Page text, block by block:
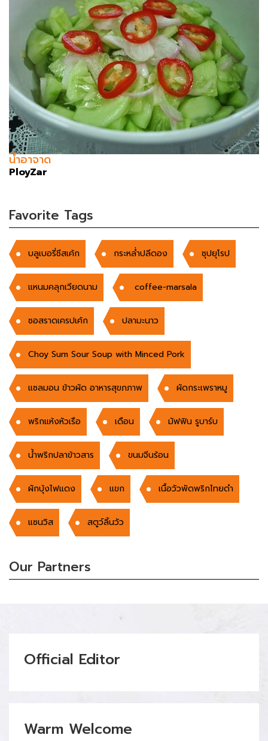
น้ำอาจาด
PloyZar
Favorite Tags
บลูเบอรี่ชีสเค้ก กระหล่ำปลีดอง ซุปยุโรป
แหนมคลุกเวียดนาม coffee-marsala
ซอสราดเครปเค้ก ปลามะนาว
Choy Sum Sour Soup with Minced Pork
แซลมอน ข้าวผัด อาหารสุขภภาพ ผัดกระเพราหมู
พริกแห้งหัวเรือ เดือน มัฟฟิน รูบาร์บ
น้ำพริกปลาข้าวสาร ขนมจีนร้อน
ผักบุ้งไฟแดง แขก เนื้อวัวพัดพริกไทยดำ
แซนวิส สตูว์ลิ้นวัว
Our Partners
Official Editor
Warm Welcome